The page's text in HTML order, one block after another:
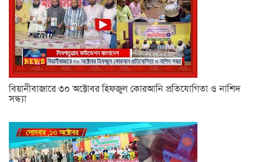
বিয়ানীবাজারে ৩০ অক্টোবর হিফজুল কোরআনি প্রতিযোগিতা ও নাশিদ
সন্ধ্যা